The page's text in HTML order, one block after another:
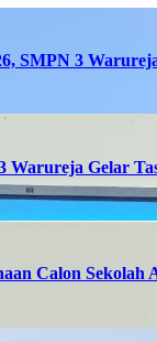
SMPN 3
Warureja Gelar
Calon